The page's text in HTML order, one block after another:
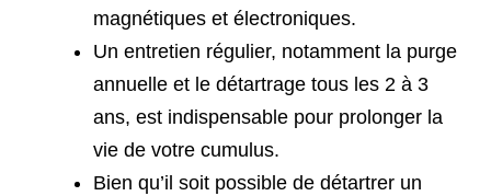
magnétiques et électroniques.
Un entretien régulier, notamment la purge
annuelle et le détartrage tous les 2 à 3
ans, est indispensable pour prolonger la
vie de votre cumulus.
Bien qu’il soit possible de détartrer un